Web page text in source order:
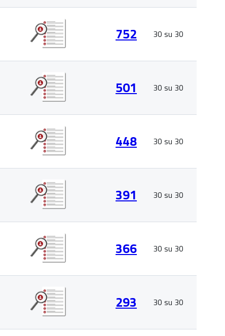
752 30 su 30
501 30 su 30
448 30 su 30
391 30 su 30
366 30 su 30
293 30 su 30